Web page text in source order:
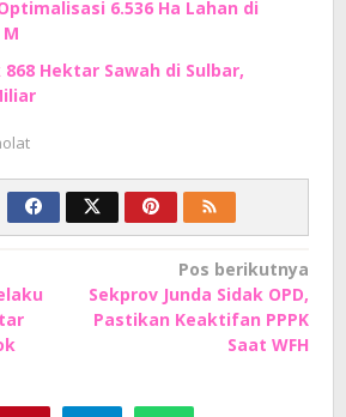
6.536 Ha Lahan di
Hektar Sawah di Sulbar,
Pos berikutnya
Sekprov Junda Sidak OPD,
Pastikan Keaktifan PPPK
Saat WFH